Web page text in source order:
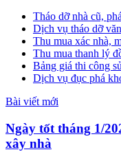
Tháo dỡ nhà cũ,
Dịch vụ tháo dỡ
Thu mua xác nhà,
Thu mua thanh lý
Bảng giá thi công
Dịch vụ đục phá
Bài viết mới
Ngày tốt tháng 1/
xây nhà